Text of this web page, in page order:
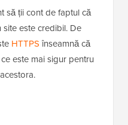
să ții cont de faptul că
este credibil. De
HTTPS înseamnă că
este mai sigur pentru